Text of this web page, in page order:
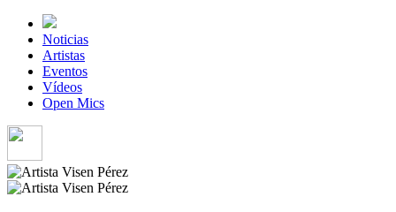
Noticias
Artistas
Eventos
Vídeos
Open Mics